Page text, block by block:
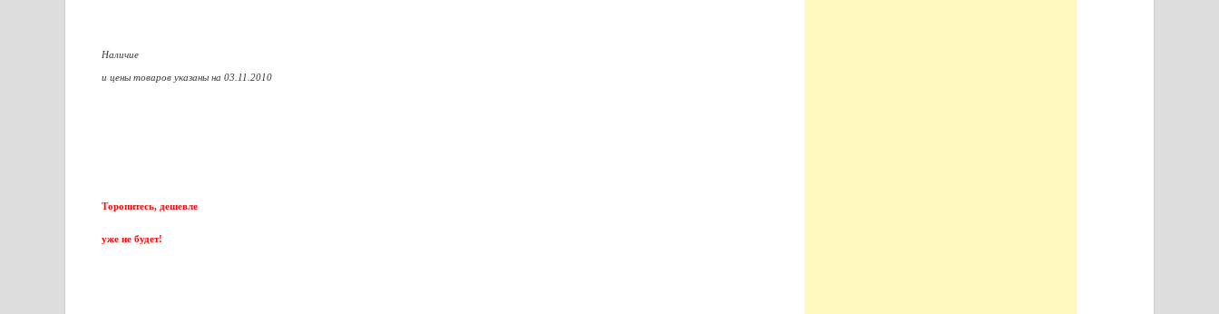
Наличие
и цены товаров указаны на 03.11.2010
Торопитесь, дешевле
уже не будет!